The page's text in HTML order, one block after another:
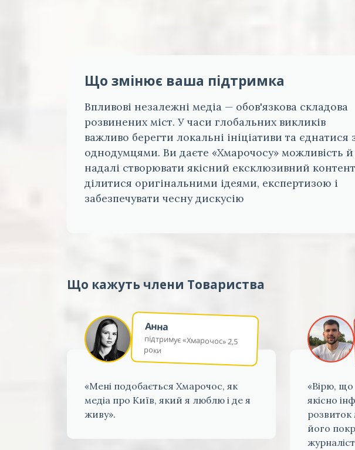
Що змінює ваша підтримка
Впливові незалежні медіа — обов'язкова складова
розвинених міст. У часи глобальних викликів
важливо берегти локальні ініціативи та єднатися
однодумцями. Ви даєте «Хмарочосу» можливість й
надалі створювати якісний ексклюзивний
ділитися оригінальними ідеями, експертизою і
забезпечувати чесну дискусію
Що кажуть члени Товариства
Анна
підтримує «Хмарочос» 2,5
роки
«Мені подобається Хмарочос, як
медіа про Київ, який я люблю і де я
живу».
«Вірю, що
якісно
розвиток
його